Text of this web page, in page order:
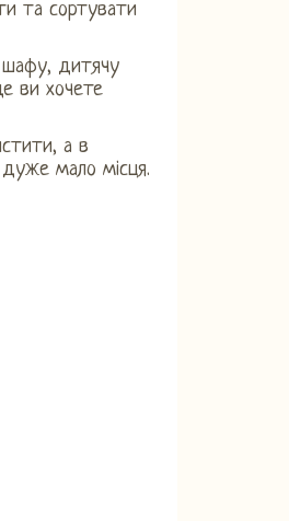
та сортувати
шафу, дитячу
ви хочете
а в
мало місця.